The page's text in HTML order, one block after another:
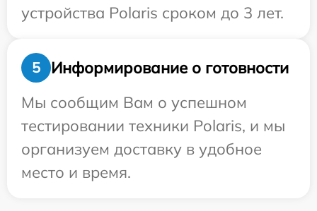
устройства Polaris сроком до 3 лет.
5
Информирование о готовности
Мы сообщим Вам о успешном
тестировании техники Polaris, и мы
организуем доставку в удобное
место и время.